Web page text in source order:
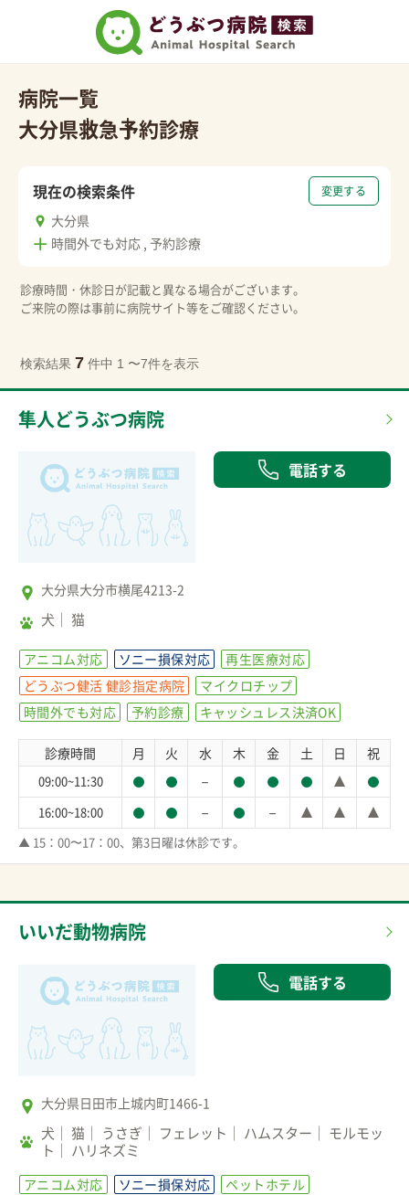
病院一覧
大分県救急予約診療
変更する
現在の検索条件
大分県
時間外でも対応 , 予約診療
診療時間・休診日が記載と異なる場合がございます。
ご来院の際は事前に病院サイト等をご確認ください。
検索結果 7 件中 1 〜7件を表示
隼人どうぶつ病院
電話する
大分県大分市横尾4213-2
犬 猫
アニコム対応 ソニー損保対応
再生医療対応
どうぶつ健活 健診指定病院
マイクロチップ
時間外でも対応
予約診療 キャッシュレス決済OK
診療時間 月 火 水 木 金 土 日 祝
09:00~11:30 －
16:00~18:00 － －
▲ 15：00〜17：00、第3日曜は休診です。
いいだ動物病院
電話する
大分県日田市上城内町1466-1
犬 猫 うさぎ フェレット ハムスター
モルモッ
ト
ハリネズミ
アニコム対応 ソニー損保対応
ペットホテル